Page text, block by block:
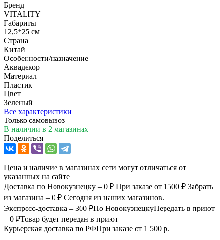
Бренд
VITALITY
Габариты
12,5*25 см
Страна
Китай
Особенности/назначение
Аквадекор
Материал
Пластик
Цвет
Зеленый
Все характеристики
Только самовывоз
В наличии в 2 магазинах
Поделиться
Цена и наличие в магазинах сети могут отличаться от
указанных на сайте
Доставка по Новокузнецку – 0 ₽ При заказе от 1500 ₽ Забрать
из магазина – 0 ₽ Сегодня из наших магазинов.
Экспресс-доставка – 300 ₽По НовокузнецкуПередать в приют
– 0 ₽Товар будет передан в приют
Курьерская доставка по РФПри заказе от 1 500 р.